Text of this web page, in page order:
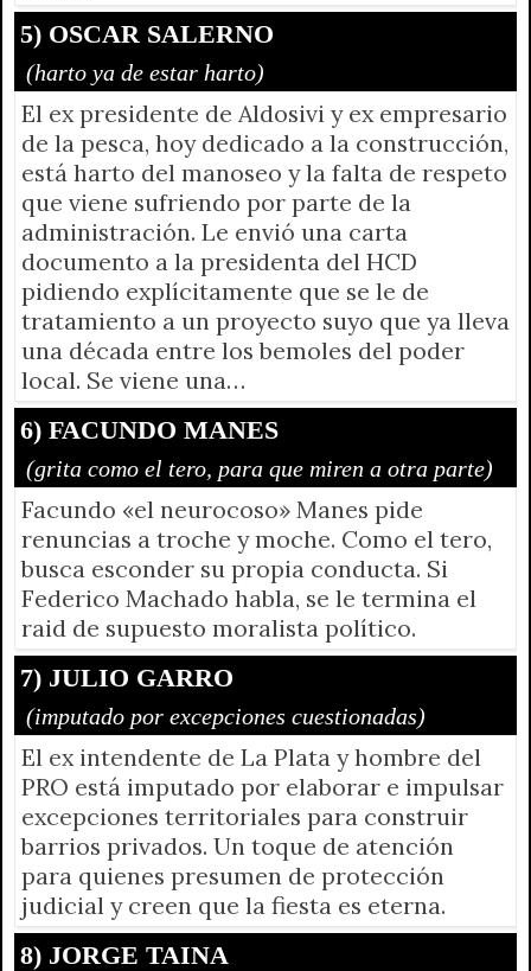
5) OSCAR SALERNO
(harto ya de estar harto)
El ex presidente de Aldosivi y ex empresario
de la pesca, hoy dedicado a la construcción,
está harto del manoseo y la falta de respeto
que viene sufriendo por parte de la
administración. Le envió una carta
documento a la presidenta del HCD
pidiendo explícitamente que se le de
tratamiento a un proyecto suyo que ya lleva
una década entre los bemoles del poder
local. Se viene una…
6) FACUNDO MANES
(grita como el tero, para que miren a otra parte)
Facundo «el neurocoso» Manes pide
renuncias a troche y moche. Como el tero,
busca esconder su propia conducta. Si
Federico Machado habla, se le termina el
raid de supuesto moralista político.
7) JULIO GARRO
(imputado por excepciones cuestionadas)
El ex intendente de La Plata y hombre del
PRO está imputado por elaborar e impulsar
excepciones territoriales para construir
barrios privados. Un toque de atención
para quienes presumen de protección
judicial y creen que la fiesta es eterna.
8) JORGE TAINA